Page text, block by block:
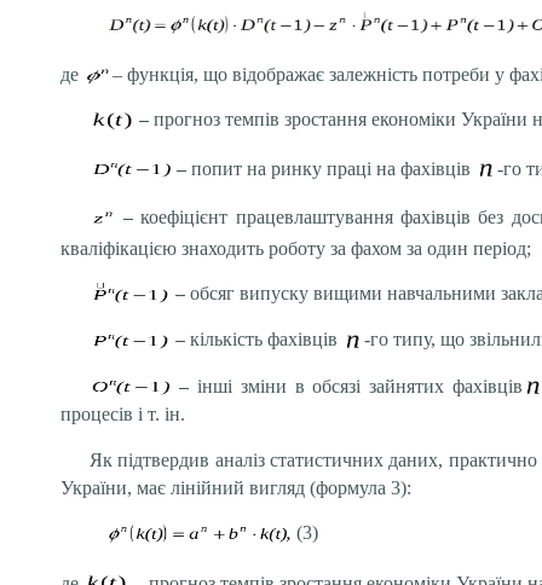
де – функція, що відображає залежність потреби у
– прогноз темпів зростання економіки України
– попит на ринку праці на фахівців -го
–коефіцієнт працевлаштування фахівців без
кваліфікацією знаходить роботу за фахом за один період;
– обсяг випуску вищими навчальними
– кількість фахівців -го типу, що
–інші зміни в обсязі зайнятих фахівців
процесів і т. ін.
Як підтвердив аналіз статистичних даних,
України, має лінійний вигляд (формула 3):
(3)